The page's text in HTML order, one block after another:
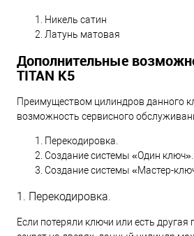
Никель сатин
Латунь матовая
Дополнительные
TITAN K5
Преимуществом цилиндров данного
возможность сервисного
Перекодировка.
Создание системы «Один ключ».
Создание системы «Мастер-
1. Перекодировка.
Если потеряли ключи или есть другая